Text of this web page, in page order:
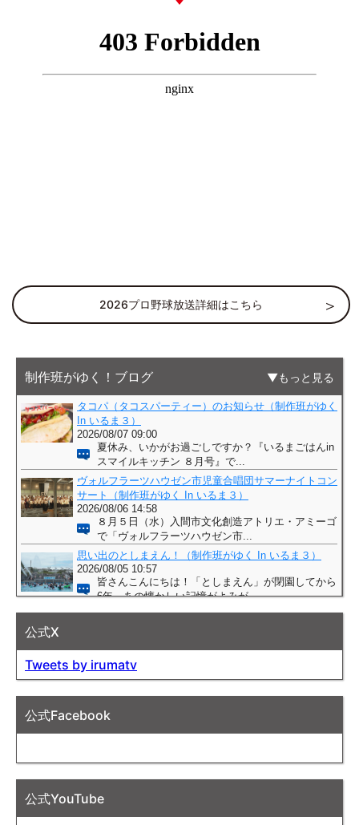
2026プロ野球放送詳細はこちら
制作班がゆく！ブログ もっと見る
公式X
Tweets by irumatv
公式Facebook
公式YouTube